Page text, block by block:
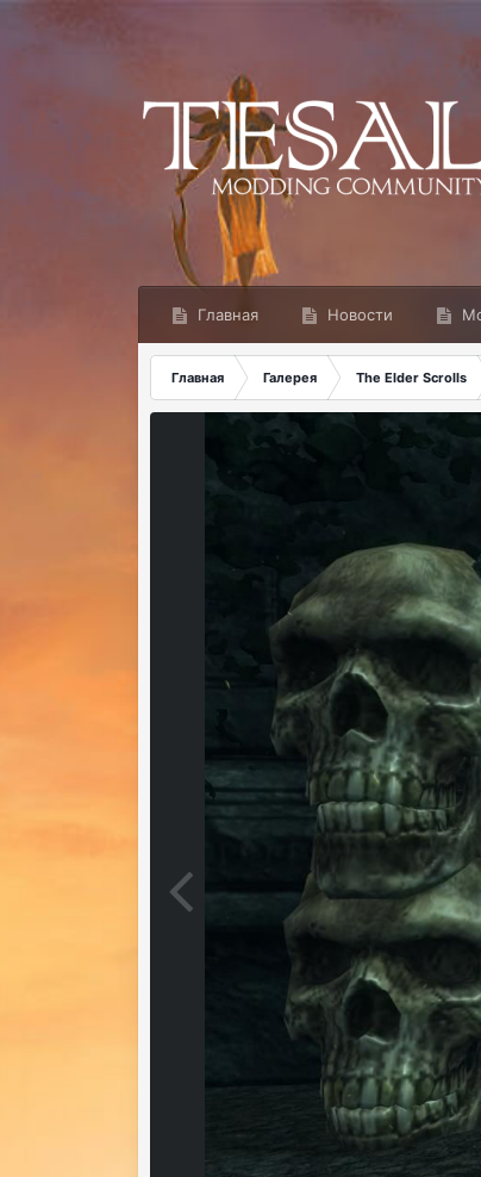
Главная Новости
Главная Галерея The Elder Scrolls